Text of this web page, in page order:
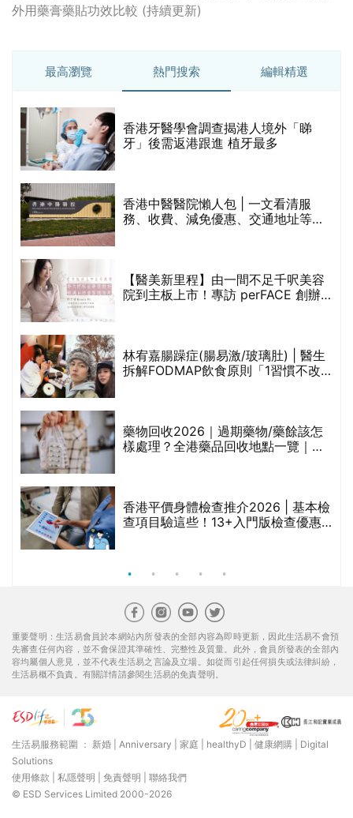
外用藥膏藥貼功效比較 (持續更新)
最高瀏覽 熱門搜索 編輯精選
香港牙醫學會調查揭港人境外「睇
牙」後需返港跟進 植牙最多
香港中醫醫院懶人包 | 一文看清服
務、收費、減免優惠、交通地址等
【醫美新里程】由一間不足千呎美容
院到主板上市！專訪 perFACE 創辦
林宥嘉腸躁症(腸易激/玻璃肚) | 醫生
拆解FODMAP飲食原則「1習慣不改
藥物回收2026｜過期藥物/藥餘該怎
樣處理？全港藥品回收地點一覽｜屈
香港平價身體檢查推介2026 | 基本檢
查項目驗這些！13+入門版檢查優惠
重要聲明：生活易會員於本網站內所發表的全部內容為即時更新，因此生活易不會預
先審查任何內容，並不會保證其準確性、完整性及質量。此外，會員所發表的全部內
容均屬個人意見，並不代表生活易之言論及立場。如從而引起任何損失或法律糾紛，
生活易概不負責。有關詳情請參閱生活易的免責聲明。
生活易服務範圍 ： 新婚 Anniversary 家庭 healthyD 健康網購
Digital
Solutions
使用條款
私隱聲明 免責聲明
聯絡我們
© ESD Services Limited 2000-2026